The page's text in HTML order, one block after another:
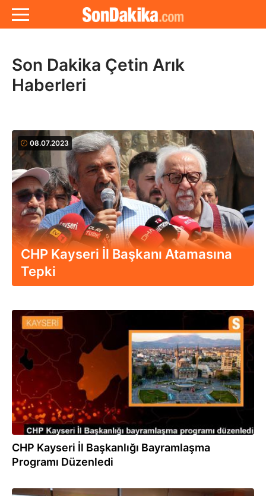
Son Dakika Çetin Arık
Haberleri
08.07.2023
CHP Kayseri İl Başkanı Atamasına
Tepki
22.04.2023
CHP Kayseri İl Başkanlığı Bayramlaşma
Programı Düzenledi